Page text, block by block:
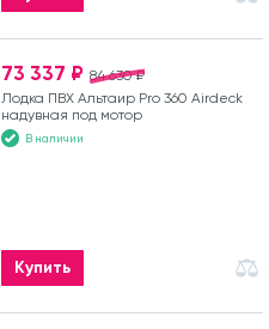
84 630 ₽
73 337 ₽
Лодка ПВХ Альтаир Pro 360 Airdeck
надувная под мотор
В наличии
Купить